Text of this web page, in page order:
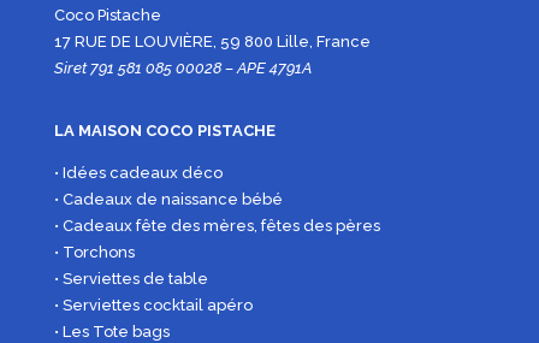
Coco Pistache
17 RUE DE LOUVIÈRE, 59 800 Lille, France
Siret 791 581 085 00028 – APE 4791A
LA MAISON COCO PISTACHE
• Idées cadeaux déco
• Cadeaux de naissance bébé
• Cadeaux fête des mères, fêtes des pères
• Torchons
• Serviettes de table
• Serviettes cocktail apéro
• Les Tote bags